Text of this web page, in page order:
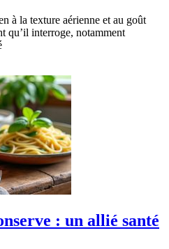
à la texture aérienne et au goût
qu’il interroge, notamment
: un allié santé